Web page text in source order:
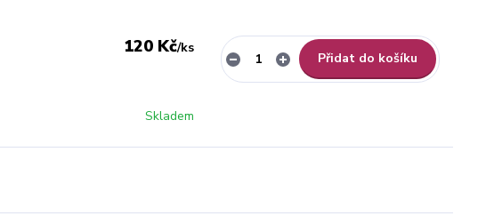
120 Kč/ks
Skladem
Přidat do košíku